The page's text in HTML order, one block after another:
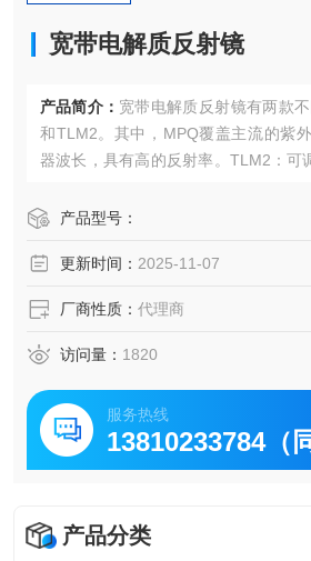
宽带电解质反射镜
产品简介： 宽带电解质反射镜有两款
和TLM2。其中，MPQ覆盖主流的紫
器波长，具有高的反射率。TLM2：可
的高反射率。
产品型号：
更新时间： 2025-11-07
厂商性质： 代理商
访问量： 1820
服务热线
13810233784（
产品分类